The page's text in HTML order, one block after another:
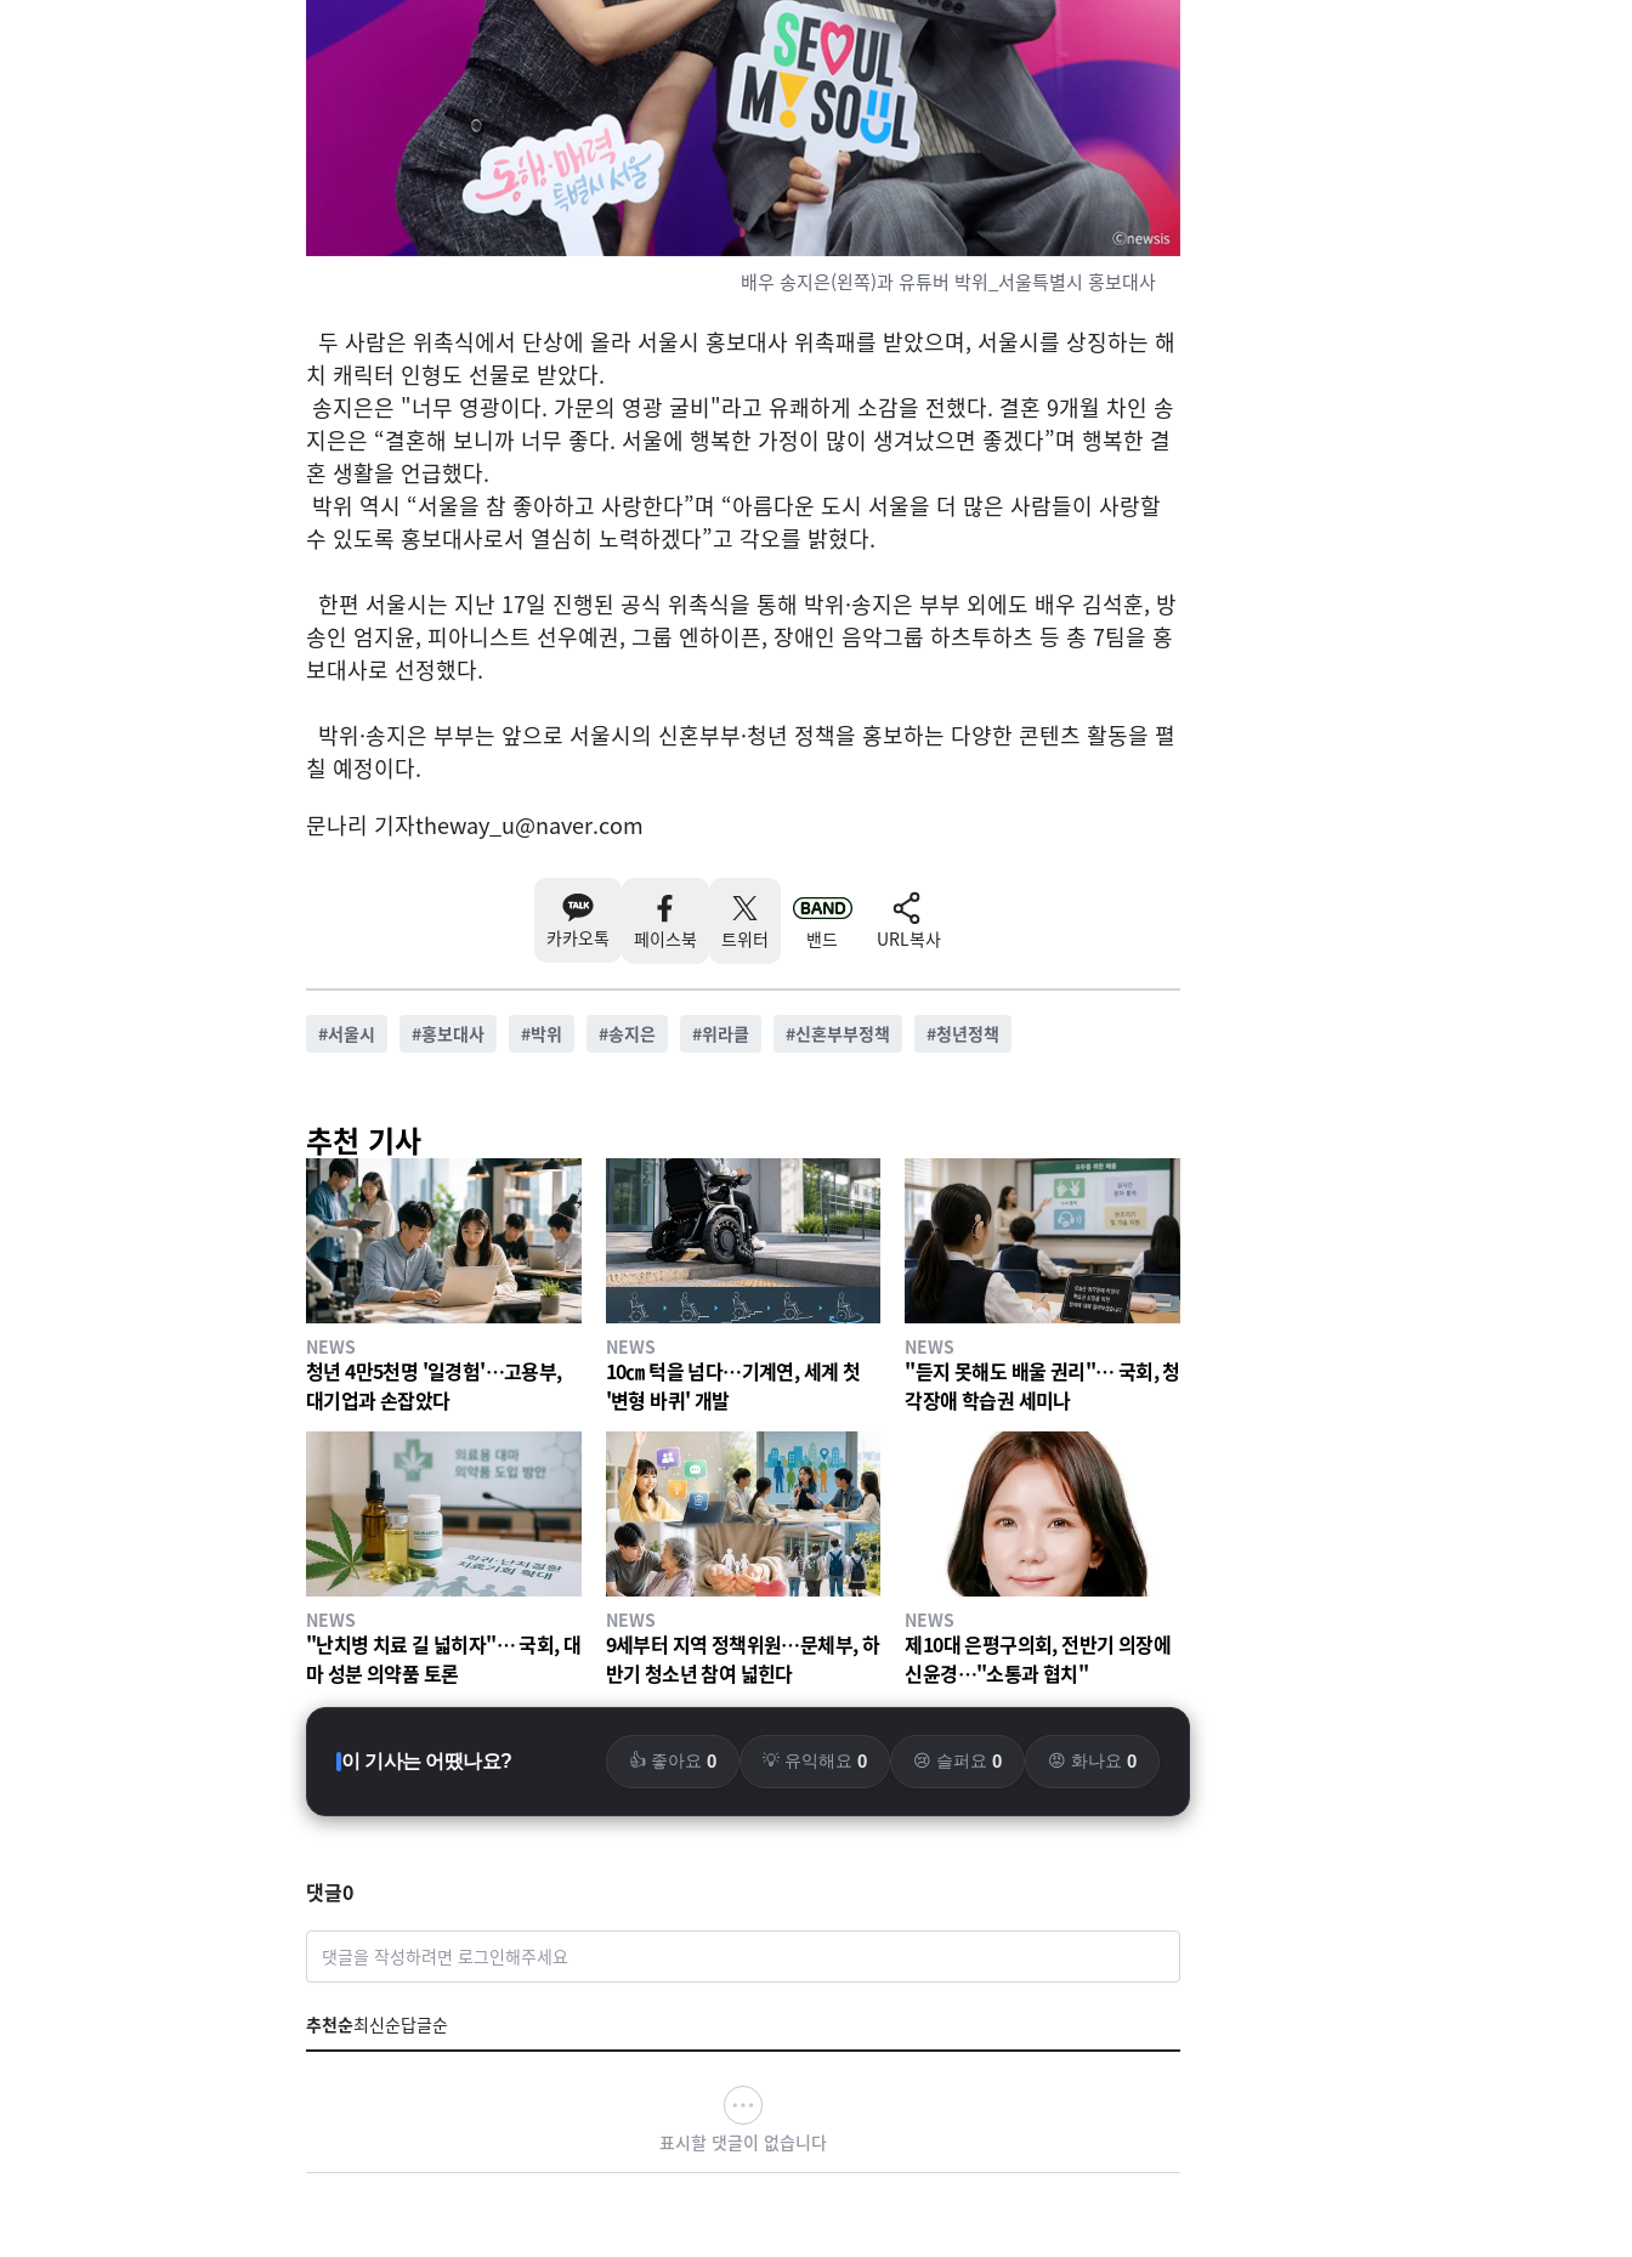
배우 송지은(왼쪽)과 유튜버 박위_서울특별시 홍보대사
두 사람은 위촉식에서 단상에 올라 서울시 홍보대사 위촉패를 받았으며, 서울시를 상징하는 해
치 캐릭터 인형도 선물로 받았다.
송지은은 "너무 영광이다. 가문의 영광 굴비"라고 유쾌하게 소감을 전했다. 결혼 9개월 차인 송
지은은 “결혼해 보니까 너무 좋다. 서울에 행복한 가정이 많이 생겨났으면 좋겠다”며 행복한 결
혼 생활을 언급했다.
박위 역시 “서울을 참 좋아하고 사랑한다”며 “아름다운 도시 서울을 더 많은 사람들이 사랑할
수 있도록 홍보대사로서 열심히 노력하겠다”고 각오를 밝혔다.
한편 서울시는 지난 17일 진행된 공식 위촉식을 통해 박위·송지은 부부 외에도 배우 김석훈, 방
송인 엄지윤, 피아니스트 선우예권, 그룹 엔하이픈, 장애인 음악그룹 하츠투하츠 등 총 7팀을 홍
보대사로 선정했다.
박위·송지은 부부는 앞으로 서울시의 신혼부부·청년 정책을 홍보하는 다양한 콘텐츠 활동을 펼
칠 예정이다.
문나리 기자theway_u@naver.com
카카오톡 페이스북 트위터 밴드 URL복사
#서울시 #홍보대사 #박위 #송지은 #위라클 #신혼부부정책 #청년정책
추천 기사
NEWS
청년 4만5천명 '일경험'…고용부,
대기업과 손잡았다
NEWS
10㎝ 턱을 넘다…기계연, 세계 첫
'변형 바퀴' 개발
NEWS
"듣지 못해도 배울 권리"… 국회, 청
각장애 학습권 세미나
NEWS
"난치병 치료 길 넓히자"… 국회, 대
마 성분 의약품 토론
NEWS
9세부터 지역 정책위원…문체부, 하
반기 청소년 참여 넓힌다
NEWS
제10대 은평구의회, 전반기 의장에
신윤경…"소통과 협치"
이 기사는 어땠나요? 👍 좋아요 0 💡 유익해요 0 😢 슬퍼요 0 😡 화나요 0
댓글0
댓글을 작성하려면 로그인해주세요
추천순최신순답글순
표시할 댓글이 없습니다